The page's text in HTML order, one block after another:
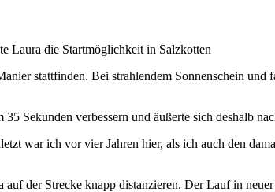
Laura die Startmöglichkeit in Salzkotten
stattfinden. Bei strahlendem Sonnenschein und
Sekunden verbessern und äußerte sich deshalb
war ich vor vier Jahren hier, als ich auch den
der Strecke knapp distanzieren. Der Lauf in